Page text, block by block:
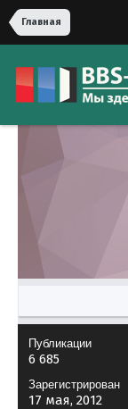
Главная
Публикации
6 685
Зарегистрирован
17 мая, 2012